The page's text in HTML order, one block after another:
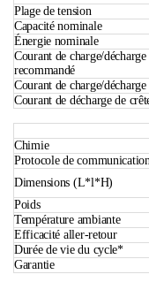
Plage de tension
Capacité nominale
Énergie nominale
Courant de charge/décharge
recommandé
Courant de charge/
Courant de décharge de
Chimie
Protocole de communication
Dimensions (L*l*H)
Poids
Température ambiante
Efficacité aller-retour
Durée de vie du cycle*
Garantie